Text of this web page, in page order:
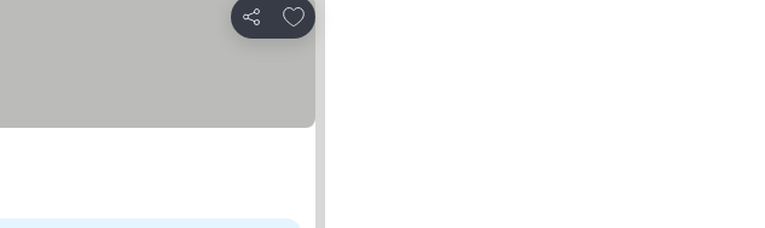
Compartir
Añadir a favoritos